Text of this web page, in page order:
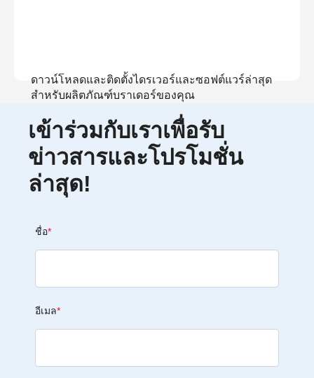
ดาวน์โหลดและติดตั้งไดรเวอร์และซอฟต์แวร์ล่าสุด
สำหรับผลิตภัณฑ์บราเดอร์ของคุณ
ดูการดาวน์โหลด
เข้าร่วมกับเราเพื่อรับ
ข่าวสารและโปรโมชั่น
ล่าสุด!
ชื่อ*
อีเมล*